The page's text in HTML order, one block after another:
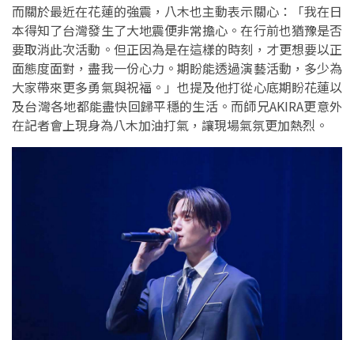
而關於最近在花蓮的強震，八木也主動表示關心：「我在日
本得知了台灣發生了大地震便非常擔心。在行前也猶豫是否
要取消此次活動。但正因為是在這樣的時刻，才更想要以正
面態度面對，盡我一份心力。期盼能透過演藝活動，多少為
大家帶來更多勇氣與祝福。」也提及他打從心底期盼花蓮以
及台灣各地都能盡快回歸平穩的生活。而師兄AKIRA更意外
在記者會上現身為八木加油打氣，讓現場氣氛更加熱烈。